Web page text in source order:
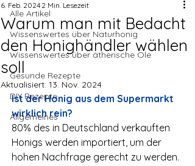
Alle Artikel
Wissenswertes über Naturhonig
Wissenswertes über ätherische Öle
Gesunde Rezepte
DIY Rezepte
Allgemeines
Warum man mit Bedacht
den Honighändler wählen
soll
6. Feb. 2024 2 Min. Lesezeit
Aktualisiert: 13. Nov. 2024
Ist der Honig aus dem Supermarkt
wirklich rein?
80% des in Deutschland verkauften
Honigs werden importiert, um der
hohen Nachfrage gerecht zu werden.